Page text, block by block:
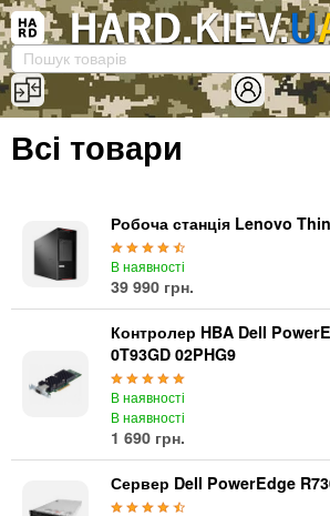
Вхід|Реєстрація×
(097)-938-03-73 Telegram
Послуги
Доставка та оплата
Комп'ютери
Персональні комп'ютери
Сервери
Комплектуючі
Процесори (CPU)
Материнські плати
Всі товари
Робоча станція Lenovo
В наявності
39 990 грн.
Контролер HBA Dell
0T93GD 02PHG9
В наявності
В наявності
1 690 грн.
Сервер Dell PowerEdge